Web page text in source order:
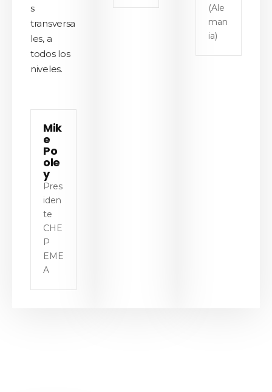
s
transversa
les, a
todos los
niveles.
Mik
e
Po
ole
y
Pres
iden
te
CHE
P
EME
A
(Ale
man
ia)